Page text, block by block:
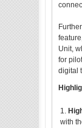
Unit,
for
digital
with